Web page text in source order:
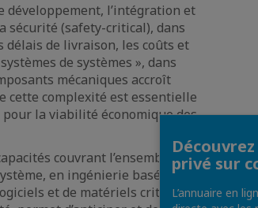
développement, l’intégration et
sécurité (safety-critical), dans
de livraison, les coûts et
de systèmes », dans
mécaniques accroît
cette complexité est essentielle
la viabilité économique des
couvrant l’ensemble du
en ingénierie basée sur
et de matériels critiques
privé sur
L’annuaire en